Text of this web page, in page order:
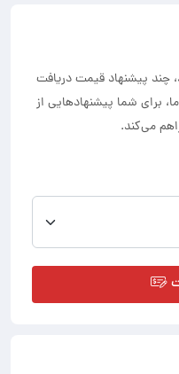
چند پیشنهاد قیمت دریافت
برای شما پیشنهادهایی از
می‌کند.